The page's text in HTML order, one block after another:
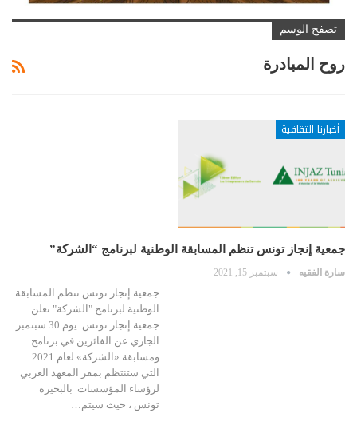
تصفح الوسم
روح المبادرة
أخبارنا الثقافية
جمعية إنجاز تونس تنظم المسابقة الوطنية لبرنامج “الشركة”
سارة الفقيه سبتمبر 15, 2021
جمعية إنجاز تونس تنظم المسابقة
الوطنية لبرنامج "الشركة" تعلن
جمعية إنجاز تونس يوم 30 سبتمبر
الجاري عن الفائزين في برنامج
ومسابقة «الشركة» لعام 2021
التي ستنتظم بمقر المعهد العربي
لرؤساء المؤسسات بالبحيرة
تونس ، حيث سيتم…